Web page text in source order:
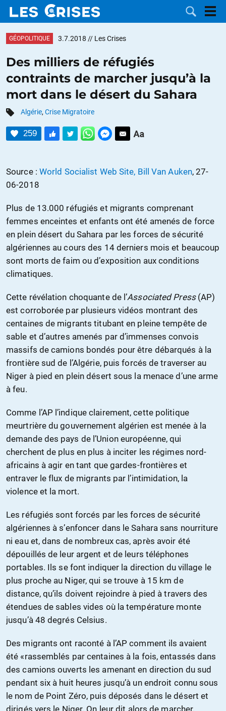
DOSSIERS
CATÉGORIES
MOTS CLÉS
CONTACTER
FAIRE UN
DON
GÉOPOLITIQUE 3.7.2018 // Les Crises
Des milliers de réfugiés
contraints de marcher jusqu’à la
mort dans le désert du Sahara
Algérie, Crise Migratoire
259
Source : World Socialist Web Site, Bill Van Auken, 27-
06-2018
Plus de 13.000 réfugiés et migrants comprenant
femmes enceintes et enfants ont été amenés de force
en plein désert du Sahara par les forces de sécurité
algériennes au cours des 14 derniers mois et beaucoup
sont morts de faim ou d’exposition aux conditions
climatiques.
Cette révélation choquante de l’Associated Press(AP)
est corroborée par plusieurs vidéos montrant des
centaines de migrants titubant en pleine tempête de
sable et d’autres amenés par d’immenses convois
massifs de camions bondés pour être débarqués à la
frontière sud de l’Algérie, puis forcés de traverser au
Niger à pied en plein désert sous la menace d’une arme
à feu.
Comme l’AP l’indique clairement, cette politique
meurtrière du gouvernement algérien est menée à la
demande des pays de l’Union européenne, qui
cherchent de plus en plus à inciter les régimes nord-
africains à agir en tant que gardes-frontières et
entraver le flux de migrants par l’intimidation, la
violence et la mort.
Les réfugiés sont forcés par les forces de sécurité
algériennes à s’enfoncer dans le Sahara sans nourriture
ni eau et, dans de nombreux cas, après avoir été
dépouillés de leur argent et de leurs téléphones
portables. Ils se font indiquer la direction du village le
plus proche au Niger, qui se trouve à 15 km de
distance, qu’ils doivent rejoindre à pied à travers des
étendues de sables vides où la température monte
jusqu’à 48 degrés Celsius.
Des migrants ont raconté à l’AP comment ils avaient
été «rassemblés par centaines à la fois, entassés dans
des camions ouverts les amenant en direction du sud
pendant six à huit heures jusqu’à un endroit connu sous
le nom de Point Zéro, puis déposés dans le désert et